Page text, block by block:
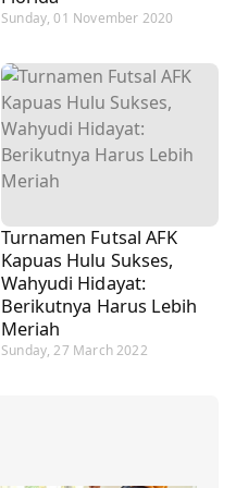
Sunday, 01 November 2020
Turnamen Futsal AFK
Kapuas Hulu Sukses,
Wahyudi Hidayat:
Berikutnya Harus Lebih
Meriah
Sunday, 27 March 2022